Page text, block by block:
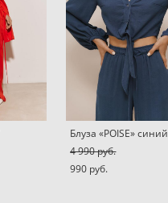
Блуза «POISE» синий
4 990 pуб.
990 pуб.